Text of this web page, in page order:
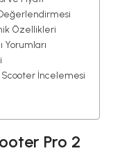
Özellikleri
Yorumları
Scooter İncelemesi
Pro 2